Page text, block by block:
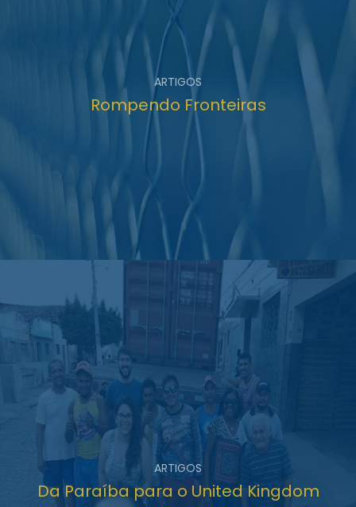
ARTIGOS
Rompendo Fronteiras
ARTIGOS
Da Paraíba para o United Kingdom